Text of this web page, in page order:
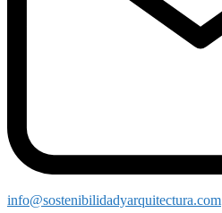
info@sostenibilidadyarquitectura.com